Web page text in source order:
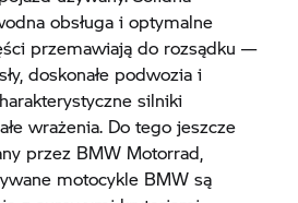
obsługa i optymalne
przemawiają do rozsądku —
doskonałe podwozia i
silniki
wrażenia. Do tego jeszcze
przez BMW Motorrad,
motocykle BMW są